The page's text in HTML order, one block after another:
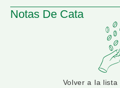
Notas De Cata
Volver a la